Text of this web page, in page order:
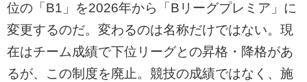
位の「B1」を2026年から「Bリーグプレミア」に
変更するのだ。変わるのは名称だけではない。現
在はチーム成績で下位リーグとの昇格・降格があ
るが、この制度を廃止。競技の成績ではなく、施